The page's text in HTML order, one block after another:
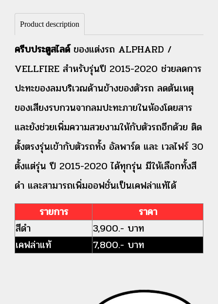
Product description
ครีบประตูสไลด์ของแต่งรถ ALPHARD /
VELLFIRE สำหรับรุ่นปี 2015-2020 ช่วยลดการ
ปะทะของลมบริเวณด้านข้างของตัวรถ ลดต้นเหตุ
ของเสียงรบกวนจากลมปะทะภายในห้องโดยสาร
และยังช่วยเพิ่มความสวยงามให้กับตัวรถอีกด้วย ติด
ตั้งตรงรุ่นเข้ากับตัวรถทั้ง อัลพาร์ด และ เวลไฟร์ 30
ตั้งแต่รุ่น ปี 2015-2020 ได้ทุกรุ่น มีให้เลือกทั้งสี
ดำ และสามารถเพิ่มออฟชั่นเป็นเคฟล่าแท้ได้
รายการ
ราคา
สีดำ
3,900.- บาท
เคฟล่าแท้
7,800.- บาท